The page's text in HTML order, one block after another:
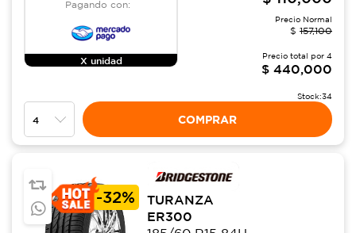
Pagando con:
X unidad
Precio Normal
$ 157,100
Precio total por 4
$ 440,000
Stock:34
COMPRAR
-32%
TURANZA
ER300